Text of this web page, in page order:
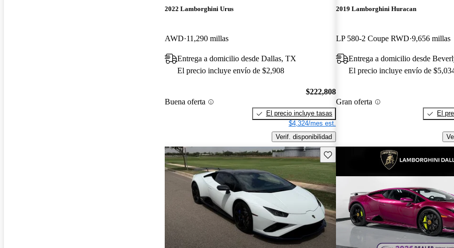
2022 Lamborghini Urus
AWD 11,290 millas
Entrega a domicilio desde Dallas, TX
El precio incluye envío de $2,908
Buena oferta
$222,808
El precio incluye tasas
$4,324/mes est.
Verif. disponibilidad
2019 Lamborghini Huracan
LP 580-2 Coupe RWD 9,656 millas
Entrega a domicilio desde
El precio incluye envío de
Gran oferta
El
Guarda este Aviso